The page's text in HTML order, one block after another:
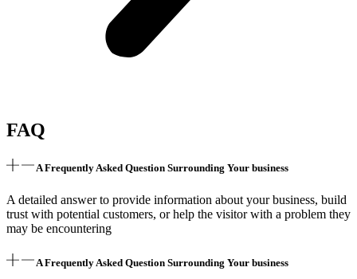
FAQ
A Frequently Asked Question Surrounding Your business
A detailed answer to provide information about your business, build
trust with potential customers, or help the visitor with a problem they
may be encountering
A Frequently Asked Question Surrounding Your business